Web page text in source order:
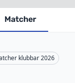
Matcher
klubbar 2026